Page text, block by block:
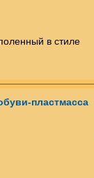
в стиле
пластмасса